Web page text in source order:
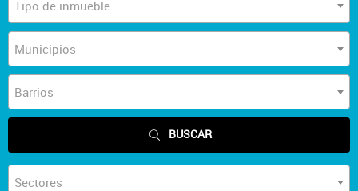
Tipo de inmueble
Municipios
Barrios
BUSCAR
Sectores